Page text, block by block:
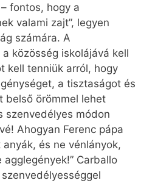
fontos, hogy a
valami zajt”, legyen
számára. A
közösség iskolájává kell
kell tenniük arról, hogy
a tisztaságot és
belső örömmel lehet
szenvedélyes módon
Ahogyan Ferenc pápa
és ne vénlányok,
Carballo